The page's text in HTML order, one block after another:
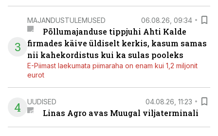
3
MAJANDUSTULEMUSED 06.08.26, 09:34
Põllumajanduse tippjuhi Ahti Kalde
firmades käive üldiselt kerkis, kasum samas
nii kahekordistus kui ka sulas pooleks
E-Piimast laekumata piimaraha on enam kui 1,2 miljonit
eurot
4 UUDISED 04.08.26, 11:23
Linas Agro avas Muugal viljaterminali